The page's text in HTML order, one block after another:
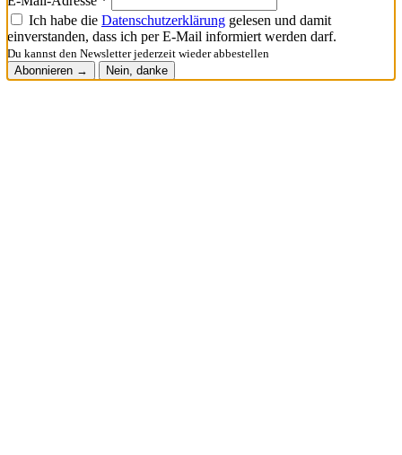
Ich habe die Datenschutzerklärung gelesen und damit
einverstanden, dass ich per E-Mail informiert werden darf.
Du kannst den Newsletter jederzeit wieder abbestellen
Abonnieren →
Nein, danke